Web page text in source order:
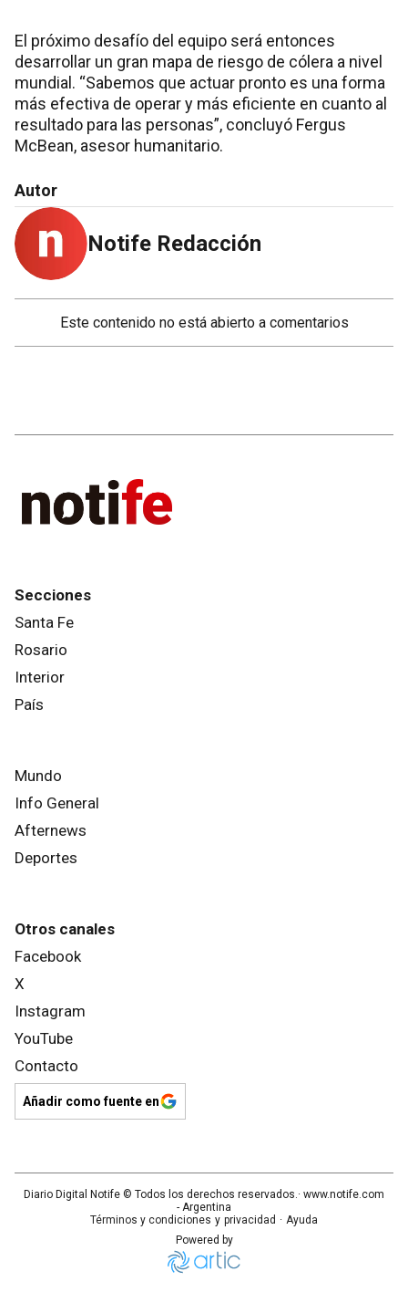
El próximo desafío del equipo será entonces
desarrollar un gran mapa de riesgo de cólera a nivel
mundial. “Sabemos que actuar pronto es una forma
más efectiva de operar y más eficiente en cuanto al
resultado para las personas”, concluyó Fergus
McBean, asesor humanitario.
Autor
Notife Redacción
Este contenido no está abierto a comentarios
Secciones
Santa Fe
Rosario
Interior
País
Mundo
Info General
Afternews
Deportes
Otros canales
Facebook
X
Instagram
YouTube
Contacto
Añadir como fuente en
Diario Digital Notife © Todos los derechos reservados.· www.notife.com
- Argentina
Términos y condiciones y privacidad · Ayuda
Powered by